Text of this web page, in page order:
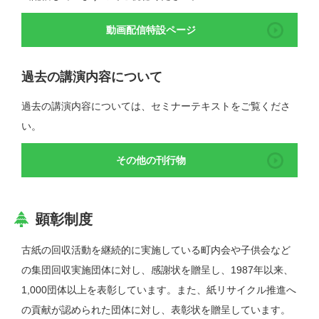
動画配信特設ページ
過去の講演内容について
過去の講演内容については、セミナーテキストをご覧くださ
い。
その他の刊行物
顕彰制度
古紙の回収活動を継続的に実施している町内会や子供会など
の集団回収実施団体に対し、感謝状を贈呈し、1987年以来、
1,000団体以上を表彰しています。また、紙リサイクル推進へ
の貢献が認められた団体に対し、表彰状を贈呈しています。